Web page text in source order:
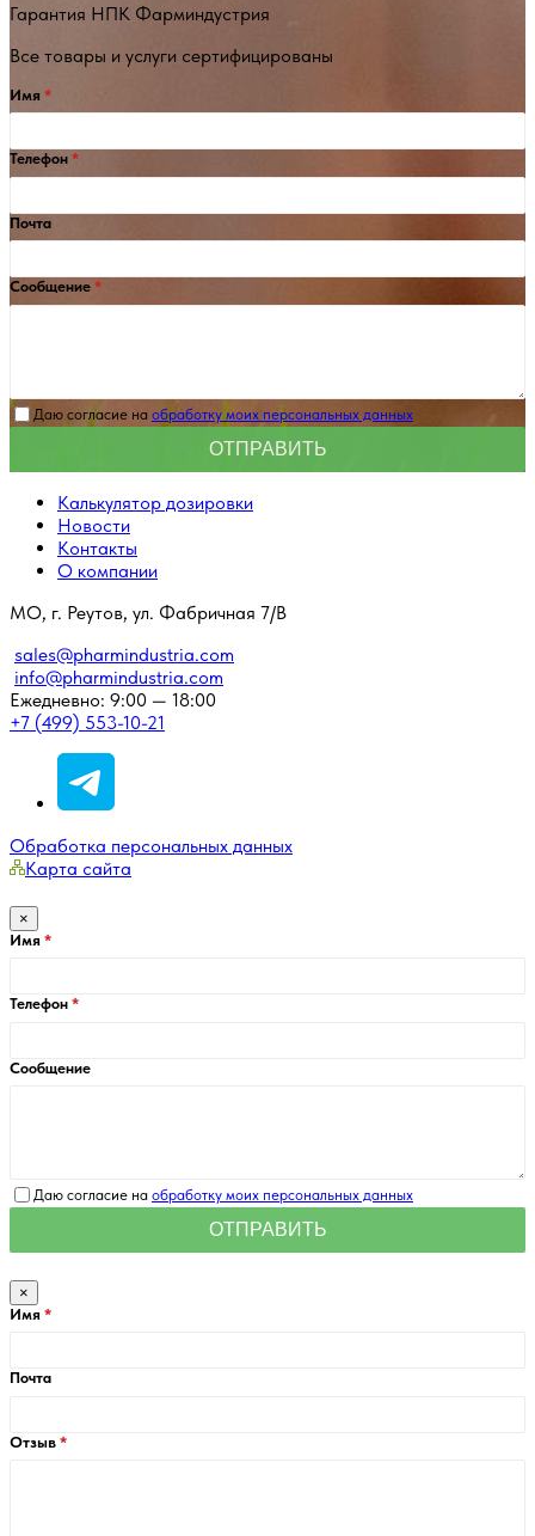
Гарантия НПК Фарминдустрия
Все товары и услуги сертифицированы
Имя
Телефон
Почта
Сообщение
Даю согласие на обработку моих персональных данных
Калькулятор дозировки
Новости
Контакты
О компании
МО, г. Реутов, ул. Фабричная 7/В
sales@pharmindustria.com
info@pharmindustria.com
Ежедневно: 9:00 — 18:00
+7 (499) 553-10-21
Обработка персональных данных
Карта сайта
×
Имя
Телефон
Сообщение
Даю согласие на обработку моих персональных данных
×
Имя
Почта
Отзыв